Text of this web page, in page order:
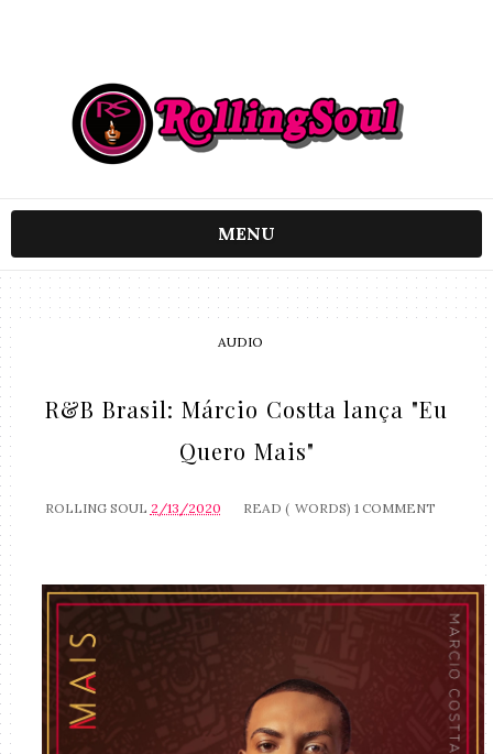
MENU
AUDIO
R&B Brasil: Márcio Costta lança "Eu
Quero Mais"
ROLLING SOUL 2/13/2020 READ ( WORDS) 1 COMMENT